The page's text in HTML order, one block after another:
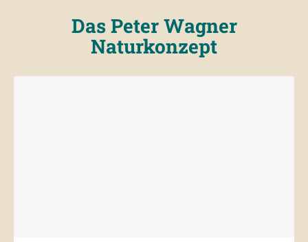
Das Peter Wagner
Naturkonzept